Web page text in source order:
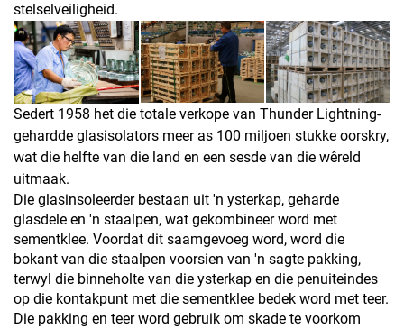
stelselveiligheid.
Sedert 1958 het die totale verkope van Thunder Lightning-
gehardde glasisolators meer as 100 miljoen stukke oorskry,
wat die helfte van die land en een sesde van die wêreld
uitmaak.
Die glasinsoleerder bestaan uit 'n ysterkap, geharde
glasdele en 'n staalpen, wat gekombineer word met
sementklee. Voordat dit saamgevoeg word, word die
bokant van die staalpen voorsien van 'n sagte pakking,
terwyl die binneholte van die ysterkap en die penuiteindes
op die kontakpunt met die sementklee bedek word met teer.
Die pakking en teer word gebruik om skade te voorkom